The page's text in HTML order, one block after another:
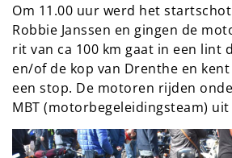
Om 11.00 uur werd het
Robbie Janssen en gingen de
rit van ca 100 km gaat in een lint
en/of de kop van Drenthe en
een stop. De motoren rijden
MBT (motorbegeleidingsteam) uit